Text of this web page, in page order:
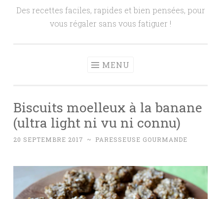
Des recettes faciles, rapides et bien pensées, pour
vous régaler sans vous fatiguer !
MENU
Biscuits moelleux à la banane
(ultra light ni vu ni connu)
20 SEPTEMBRE 2017 ~ PARESSEUSE GOURMANDE